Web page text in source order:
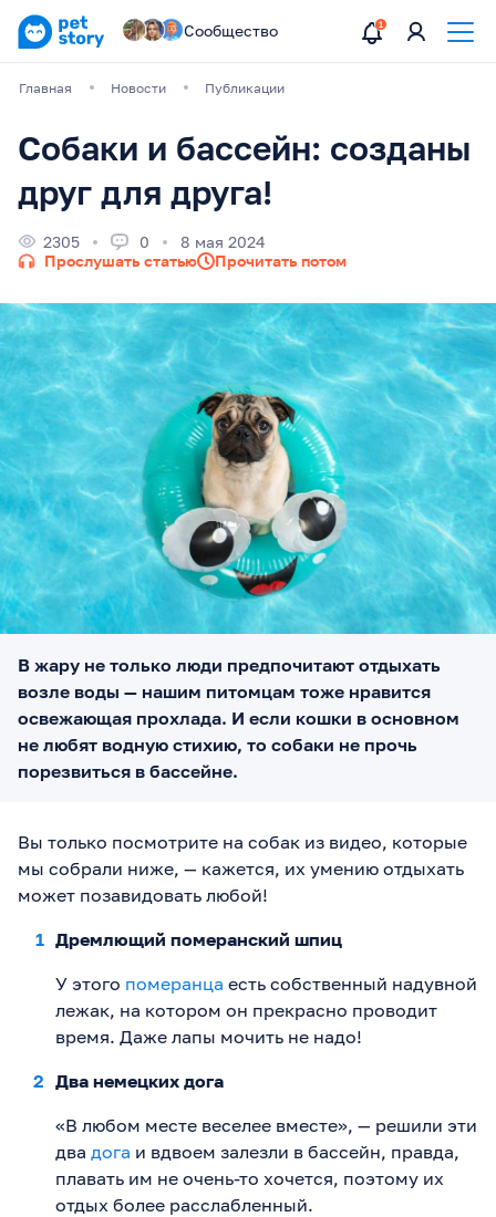
Сообщество
Главная Новости Публикации
Собаки и бассейн: созданы
друг для друга!
2305 0
8 мая 2024
Прослушать статью
Прочитать потом
В жару не только люди предпочитают отдыхать
возле воды — нашим питомцам тоже нравится
освежающая прохлада. И если кошки в основном
не любят водную стихию, то собаки не прочь
порезвиться в бассейне.
Вы только посмотрите на собак из видео, которые
мы собрали ниже, — кажется, их умению отдыхать
может позавидовать любой!
Дремлющий померанский шпиц
У этого померанца есть собственный надувной
лежак, на котором он прекрасно проводит
время. Даже лапы мочить не надо!
Два немецких дога
«В любом месте веселее вместе», — решили эти
два дога и вдвоем залезли в бассейн, правда,
плавать им не очень-то хочется, поэтому их
отдых более расслабленный.